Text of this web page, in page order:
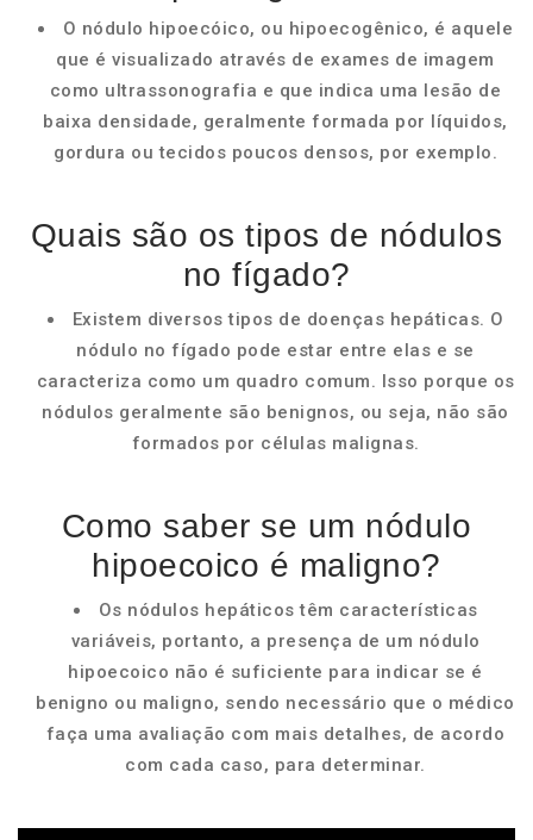
O nódulo hipoecóico, ou hipoecogênico, é aquele
que é visualizado através de exames de imagem
como ultrassonografia e que indica uma lesão de
baixa densidade, geralmente formada por líquidos,
gordura ou tecidos poucos densos, por exemplo.
Quais são os tipos de nódulos
no fígado?
Existem diversos tipos de doenças hepáticas. O
nódulo no fígado pode estar entre elas e se
caracteriza como um quadro comum. Isso porque os
nódulos geralmente são benignos, ou seja, não são
formados por células malignas.
Como saber se um nódulo
hipoecoico é maligno?
Os nódulos hepáticos têm características
variáveis, portanto, a presença de um nódulo
hipoecoico não é suficiente para indicar se é
benigno ou maligno, sendo necessário que o médico
faça uma avaliação com mais detalhes, de acordo
com cada caso, para determinar.